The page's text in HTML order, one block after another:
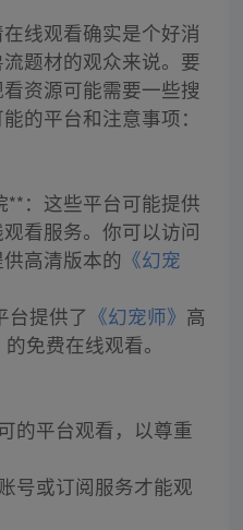
线观看确实是个好消
题材的观众来说。要
资源可能需要一些搜
的平台和注意事项：
**：这些平台可能提供
看服务。你可以访问
高清版本的 《幻宠
台提供了 《幻宠师》 高
免费在线观看。
的平台观看，以尊重
号或订阅服务才能观